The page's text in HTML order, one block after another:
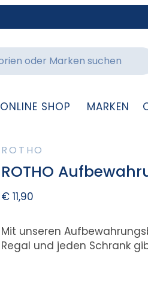
ONLINE SHOP MARKEN
ROTHO
ROTHO
€ 11,90
Mit unseren
Regal und jeden Schrank